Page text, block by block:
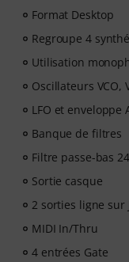
Format Desktop
Regroupe 4
Utilisation
Oscillateurs VCO,
LFO et enveloppe
Banque de filtres
Filtre passe-bas
Sortie casque
2 sorties ligne sur
MIDI In/Thru
4 entrées Gate